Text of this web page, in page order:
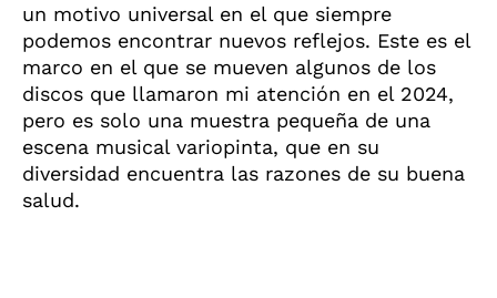
un motivo universal en el que siempre
podemos encontrar nuevos reflejos. Este es el
marco en el que se mueven algunos de los
discos que llamaron mi atención en el 2024,
pero es solo una muestra pequeña de una
escena musical variopinta, que en su
diversidad encuentra las razones de su buena
salud.